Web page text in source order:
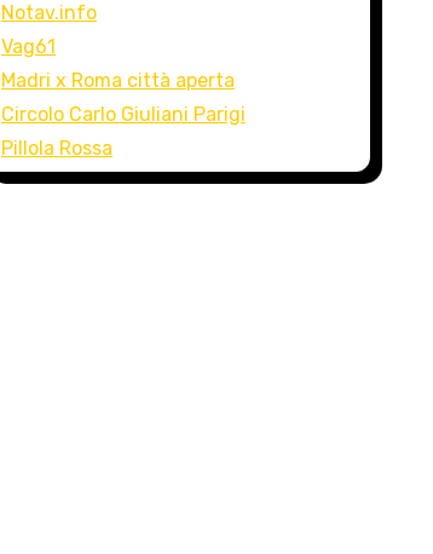
Notav.info
Vag61
Madri x Roma città aperta
Circolo Carlo Giuliani Parigi
Pillola Rossa